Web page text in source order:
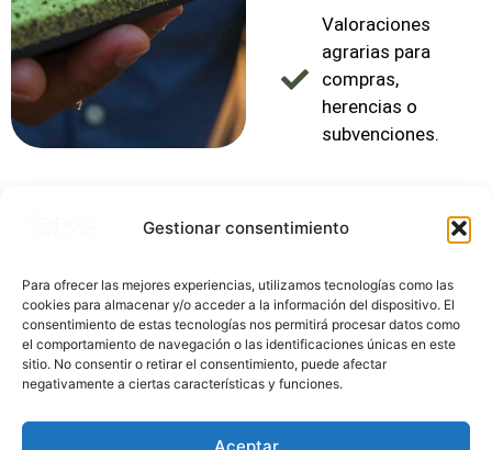
Gestionar consentimiento
Para ofrecer las mejores experiencias, utilizamos tecnologías como las
cookies para almacenar y/o acceder a la información del dispositivo. El
consentimiento de estas tecnologías nos permitirá procesar datos como
el comportamiento de navegación o las identificaciones únicas en este
sitio. No consentir o retirar el consentimiento, puede afectar
negativamente a ciertas características y funciones.
Aceptar
Valoraciones
agrarias para
compras,
herencias o
subvenciones.